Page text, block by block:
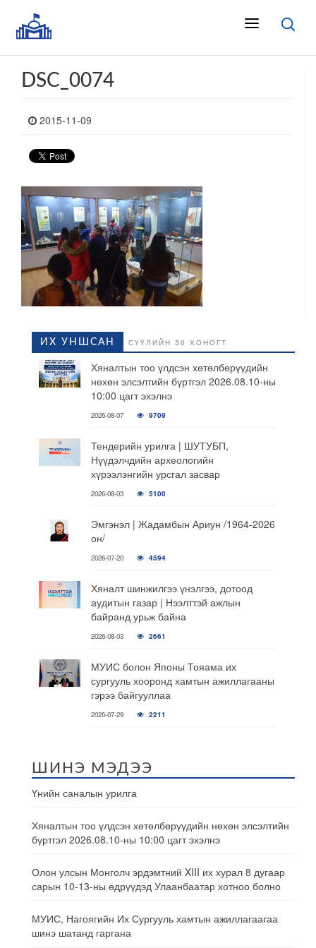
DSC_0074
2015-11-09
ИХ УНШСАН СҮҮЛИЙН 30 ХОНОГТ
Хяналтын тоо үлдсэн хөтөлбөрүүдийн
нөхөн элсэлтийн бүртгэл 2026.08.10-ны
10:00 цагт эхэлнэ
2026-08-07 9709
Тендерийн урилга | ШУТУБП,
Нүүдэлчдийн археологийн
хүрээлэнгийн урсгал засвар
2026-08-03 5100
Эмгэнэл | Жадамбын Ариун /1964-2026
он/
2026-07-20 4594
Хяналт шинжилгээ үнэлгээ, дотоод
аудитын газар | Нээлттэй ажлын
байранд урьж байна
2026-08-03 2661
МУИС болон Японы Тояама их
сургууль хооронд хамтын ажиллагааны
гэрээ байгууллаа
2026-07-29 2211
ШИНЭ МЭДЭЭ
Үнийн саналын урилга
Хяналтын тоо үлдсэн хөтөлбөрүүдийн нөхөн элсэлтийн
бүртгэл 2026.08.10-ны 10:00 цагт эхэлнэ
Олон улсын Монголч эрдэмтний XIII их хурал 8 дугаар
сарын 10-13-ны өдрүүдэд Улаанбаатар хотноо болно
МУИС, Нагоягийн Их Сургууль хамтын ажиллагаагаа
шинэ шатанд гаргана